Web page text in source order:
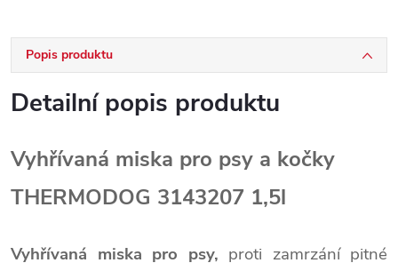
Popis produktu
Detailní popis produktu
Vyhřívaná miska pro psy a kočky
THERMODOG 3143207 1,5l
Vyhřívaná miska pro psy, proti zamrzání pitné